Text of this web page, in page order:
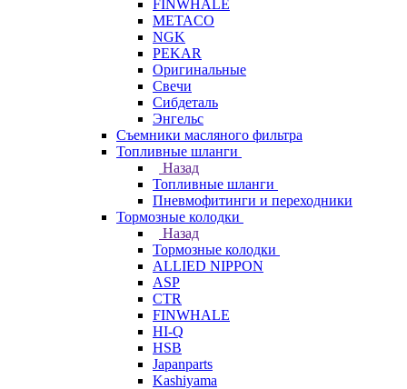
FINWHALE
METACO
NGK
PEKAR
Оригинальные
Свечи
Сибдеталь
Энгельс
Съемники масляного фильтра
Топливные шланги
Назад
Топливные шланги
Пневмофитинги и переходники
Тормозные колодки
Назад
Тормозные колодки
ALLIED NIPPON
ASP
CTR
FINWHALE
HI-Q
HSB
Japanparts
Kashiyama